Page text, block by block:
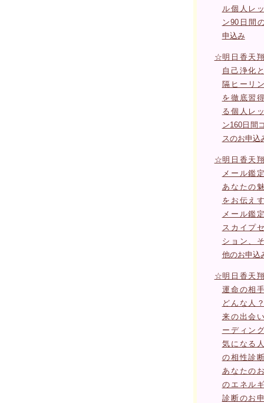
ル個人レ
ン90日間
申込み
☆明日香天
自己浄化
隔ヒーリ
を徹底習
る個人レ
ン160日間
スのお申込
☆明日香天
メール鑑
あなたの
をお伝え
メール鑑
スカイプ
ション、
他のお申込
☆明日香天
運命の相
どんな人
来の出会
ーディン
気になる
の相性診
あなたの
のエネル
診断のお